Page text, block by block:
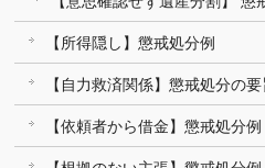
【所得隠し】懲戒処分例
【自力救済関係】懲戒処分の要
【依頼者から借金】懲戒処分例